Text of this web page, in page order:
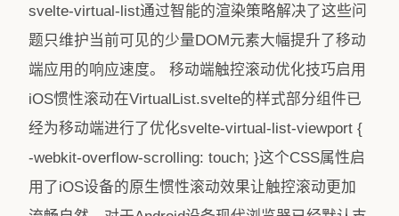
svelte-virtual-list通过智能的渲染策略解决了这些问
题只维护当前可见的少量DOM元素大幅提升了移动
端应用的响应速度。 移动端触控滚动优化技巧启用
iOS惯性滚动在VirtualList.svelte的样式部分组件已
经为移动端进行了优化svelte-virtual-list-viewport {
-webkit-overflow-scrolling: touch; }这个CSS属性启
用了iOS设备的原生惯性滚动效果让触控滚动更加